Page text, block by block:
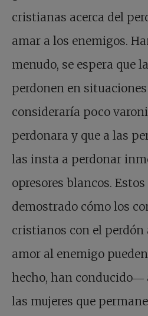
cristianas acerca del
amar a los enemigos.
menudo, se espera que
perdonen en
consideraría poco
perdonara y que a las
las insta a perdonar
opresores blancos.
demostrado cómo los
cristianos con el
amor al enemigo
hecho, han conducido―
las mujeres que